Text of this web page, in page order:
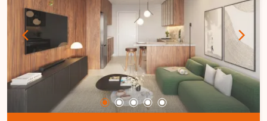
1 vaga de garagem. O prédio conta com elevador,
garantindo mais comodidade aos moradores, e a
água já está inclusa no condomínio. Entre em
contato com a equipe da Delta Imóveis e agende
sua visita para conhecer essa oportunidade.